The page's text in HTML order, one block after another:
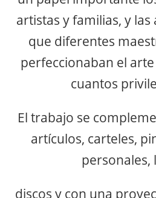
artistas y familias, y las
que diferentes
perfeccionaban el
cuantos
El trabajo se
artículos, carteles,
personales,
discos y con una